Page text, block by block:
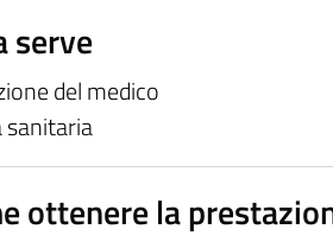
serve
del medico
sanitaria
ottenere la